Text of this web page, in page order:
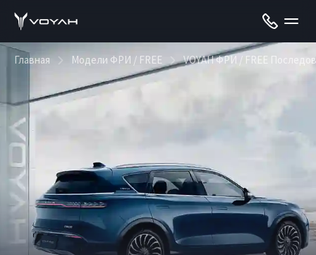
Главная Модели ФРИ / FREE VOYAH ФРИ / FREE